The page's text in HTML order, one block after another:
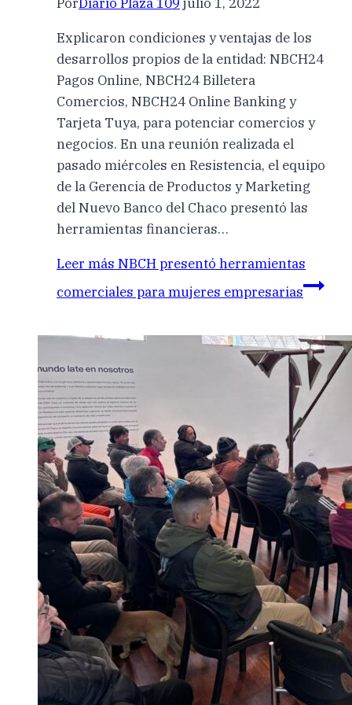
Explicaron condiciones y ventajas de los
desarrollos propios de la entidad: NBCH24
Pagos Online, NBCH24 Billetera
Comercios, NBCH24 Online Banking y
Tarjeta Tuya, para potenciar comercios y
negocios. En una reunión realizada el
pasado miércoles en Resistencia, el equipo
de la Gerencia de Productos y Marketing
del Nuevo Banco del Chaco presentó las
herramientas financieras…
Leer más NBCH presentó herramientas
comerciales para mujeres empresarias